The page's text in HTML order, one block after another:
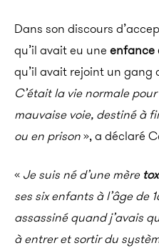
Dans son discours
qu’il avait eu une enfance
qu’il avait rejoint un gang
C’était la vie normale
mauvaise voie, destiné à
ou en prison», a déclaré
« Je suis né d’une mère
ses six enfants à l’âge de
assassiné quand j’avais
à entrer et sortir du